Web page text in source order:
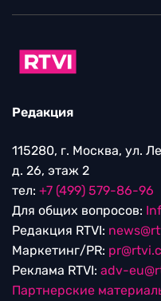
Редакция
115280, г. Москва, ул.
д. 26, этаж 2
тел: +7 (499) 579-86-96
Для общих вопросов:
Редакция RTVI:
Маркетинг/PR:
Реклама RTVI: adv-
Партнерские